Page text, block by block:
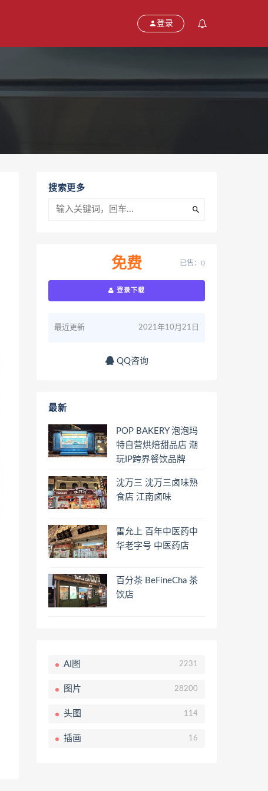
登录
搜索更多
免费 已售：0
登录下载
最近更新 2021年10月21日
QQ咨询
最新
POP BAKERY 泡泡玛
特自营烘焙甜品店 潮
玩IP跨界餐饮品牌
沈万三 沈万三卤味熟
食店 江南卤味
雷允上 百年中医药中
华老字号 中医药店
百分茶 BeFineCha 茶
饮店
AI图 2231
图片 28200
头图 114
插画 16